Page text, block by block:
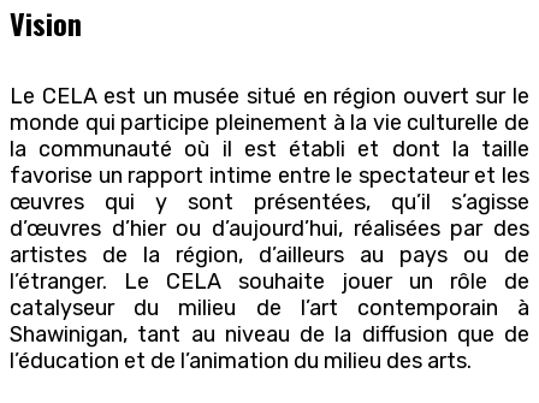
Vision
Le CELA est un musée situé en région ouvert sur le
monde qui participe pleinement à la vie culturelle de
la communauté où il est établi et dont la taille
favorise un rapport intime entre le spectateur et les
œuvres qui y sont présentées, qu’il s’agisse
d’œuvres d’hier ou d’aujourd’hui, réalisées par des
artistes de la région, d’ailleurs au pays ou de
l’étranger. Le CELA souhaite jouer un rôle de
catalyseur du milieu de l’art contemporain à
Shawinigan, tant au niveau de la diffusion que de
l’éducation et de l’animation du milieu des arts.